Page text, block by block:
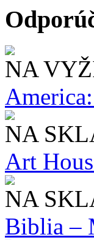
NA
NA
Art
NA
Biblia –